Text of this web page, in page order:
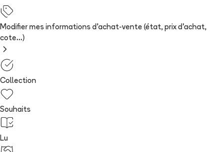
Modifier mes informations d'achat-vente (état, prix d'achat,
cote...)
Collection
Souhaits
Lu